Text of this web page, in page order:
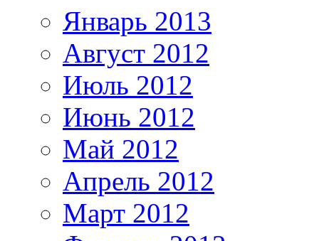
Январь 2013
Август 2012
Июль 2012
Июнь 2012
Май 2012
Апрель 2012
Март 2012